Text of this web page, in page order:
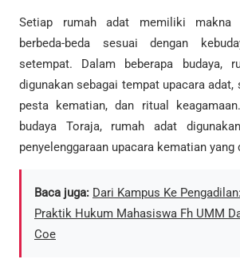
Setiap rumah adat memiliki makna
berbeda-beda sesuai dengan
setempat. Dalam beberapa budaya,
digunakan sebagai tempat upacara adat,
pesta kematian, dan ritual
budaya Toraja, rumah adat
penyelenggaraan upacara kematian yang
Baca juga: Dari Kampus Ke
Praktik Hukum Mahasiswa Fh UMM
Coe